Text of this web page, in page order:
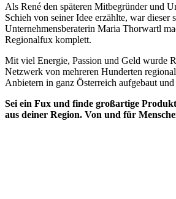
Als René den späteren Mitbegründer und
Schieh von seiner Idee erzählte, war dieser
Unternehmensberaterin Maria Thorwartl
Regionalfux komplett.
Mit viel Energie, Passion und Geld wurde
Netzwerk von mehreren Hunderten
Anbietern in ganz Österreich aufgebaut
Sei ein Fux und finde großartige
aus deiner Region. Von und für